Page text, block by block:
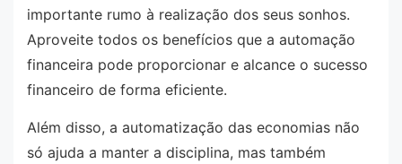
importante rumo à realização dos seus sonhos.
Aproveite todos os benefícios que a automação
financeira pode proporcionar e alcance o sucesso
financeiro de forma eficiente.
Além disso, a automatização das economias não
só ajuda a manter a disciplina, mas também